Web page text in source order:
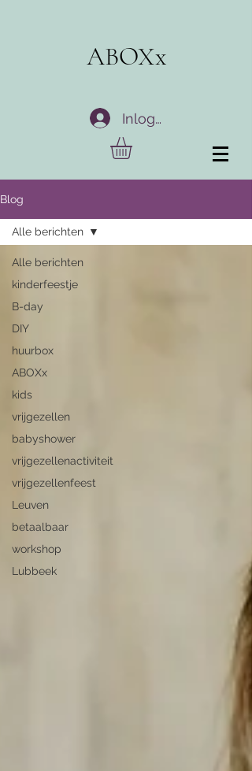
ABOXx
Inloggen
Blog
Alle berichten
kinderfeestje
B-day
DIY
huurbox
ABOXx
kids
vrijgezellen
babyshower
vrijgezellenactiviteit
vrijgezellenfeest
Leuven
betaalbaar
workshop
Lubbeek
Alle berichten